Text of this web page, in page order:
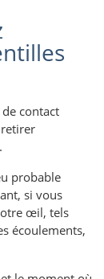
contact
probable
si vous
œil, tels
écoulements,